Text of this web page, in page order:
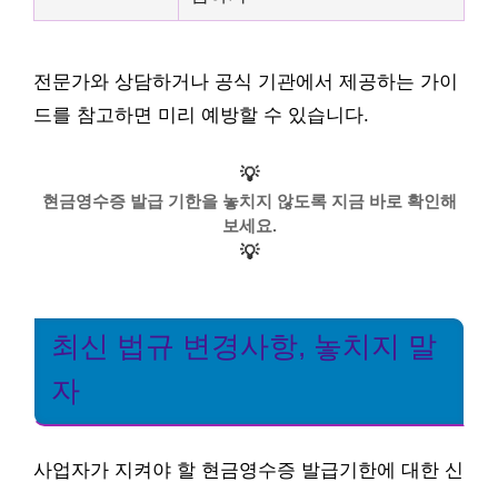
전문가와 상담하거나 공식 기관에서 제공하는 가이
드를 참고하면 미리 예방할 수 있습니다.
💡
현금영수증 발급 기한을 놓치지 않도록 지금 바로 확인해
보세요.
💡
최신 법규 변경사항, 놓치지 말
자
사업자가 지켜야 할 현금영수증 발급기한에 대한 신